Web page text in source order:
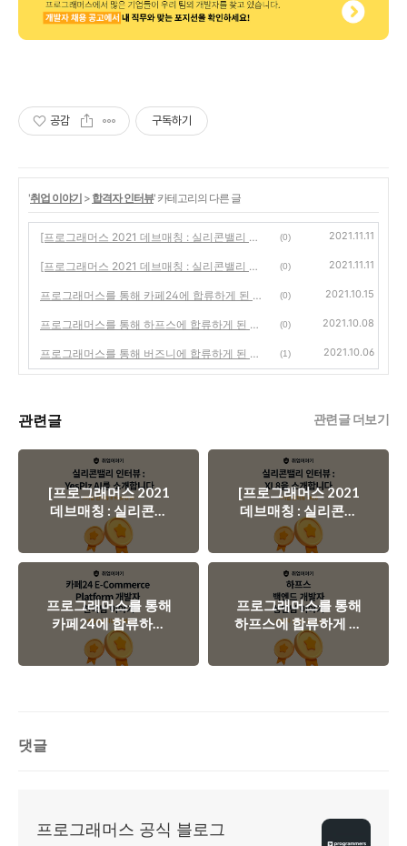
공감 구독하기
'취업 이야기 > 합격자 인터뷰' 카테고리의 다른 글
[프로그래머스 2021 데브매칭 : 실리콘밸리 인터뷰] 실리콘밸리에서 한국을 빛내고 있는 기업, YesPlz AI 을 소개합니다. (0) 2021.11.11
[프로그래머스 2021 데브매칭 : 실리콘밸리 인터뷰] 실리콘밸리에서 한국을 빛내고 있는 기업, XL8을 소개합니다. (0) 2021.11.11
프로그래머스를 통해 카페24에 합류하게 된 현국님 이야기 (0) 2021.10.15
프로그래머스를 통해 하프스에 합류하게 된 성민님 이야기 (0) 2021.10.08
프로그래머스를 통해 버즈니에 합류하게 된 준렬님 이야기 (1) 2021.10.06
관련글 관련글 더보기
[프로그래머스 2021
데브매칭 : 실리콘밸
리 인터뷰] 실리콘밸
리에서 한국을 빛내고
있는 기업, YesPlz AI
을 소개합니다.
[프로그래머스 2021
데브매칭 : 실리콘밸
리 인터뷰] 실리콘밸
리에서 한국을 빛내고
있는 기업, XL8을 소
개합니다.
프로그래머스를 통해
카페24에 합류하게
된 현국님 이야기
프로그래머스를 통해
하프스에 합류하게 된
성민님 이야기
댓글
프로그래머스 공식 블로그